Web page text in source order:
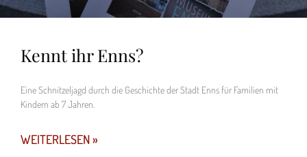
Kennt ihr Enns?
Eine Schnitzeljagd durch die Geschichte der Stadt Enns für Familien mit
Kindern ab 7 Jahren.
WEITERLESEN »